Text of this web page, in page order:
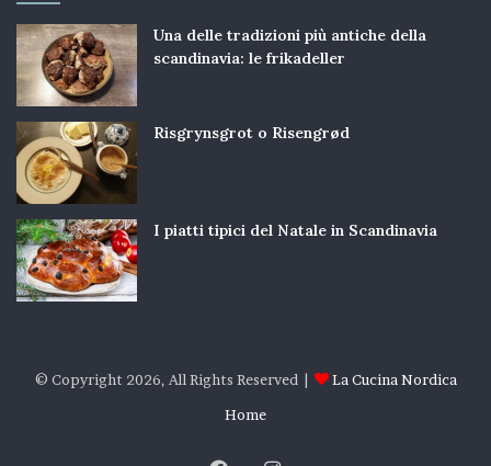
Una delle tradizioni più antiche della
scandinavia: le frikadeller
Risgrynsgrot o Risengrød
I piatti tipici del Natale in Scandinavia
© Copyright 2026, All Rights Reserved |
La Cucina Nordica
Home